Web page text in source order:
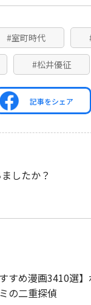
#室町時代
#松井優征
記事をシェア
したか？
すすめ漫画3410選
の二重探偵